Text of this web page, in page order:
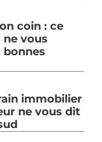
coin : ce
vous
bonnes
immobilier
ne vous dit